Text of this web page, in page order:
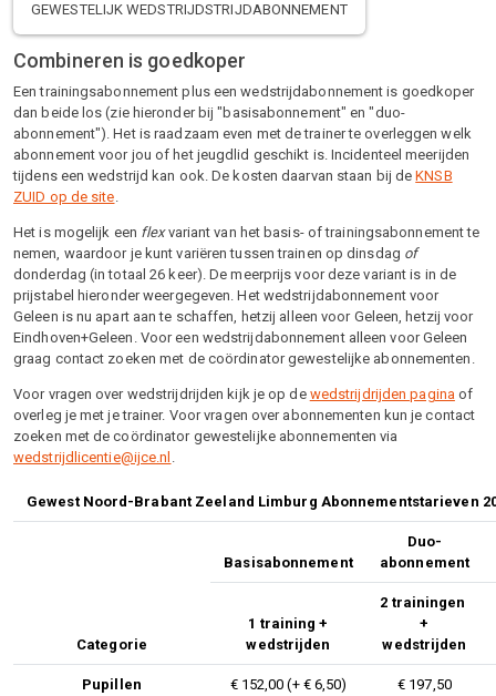
GEWESTELIJK WEDSTRIJDSTRIJDABONNEMENT
Combineren is goedkoper
Een trainingsabonnement plus een wedstrijdabonnement is goedkoper
dan beide los (zie hieronder bij "basisabonnement" en "duo-
abonnement"). Het is raadzaam even met de trainer te overleggen welk
abonnement voor jou of het jeugdlid geschikt is. Incidenteel meerijden
tijdens een wedstrijd kan ook. De kosten daarvan staan bij deKNSB
ZUID op de site
Het is mogelijk een flexvariant van het basis- of trainingsabonnement te
nemen, waardoor je kunt variëren tussen trainen op dinsdag of
donderdag (in totaal 26 keer). De meerprijs voor deze variant is in de
prijstabel hieronder weergegeven. Het wedstrijdabonnement voor
Geleen is nu apart aan te schaffen, hetzij alleen voor Geleen, hetzij voor
Eindhoven+Geleen. Voor een wedstrijdabonnement alleen voor Geleen
graag contact zoeken met de coördinator gewestelijke abonnementen.
Voor vragen over wedstrijdrijden kijk je op de wedstrijdrijden pagina of
overleg je met je trainer. Voor vragen over abonnementen kun je contact
zoeken met de coördinator gewestelijke abonnementen via
wedstrijdlicentie@ijce.nl
Gewest Noord-Brabant Zeeland Limburg Abonnementstarieven
Categorie
Basisabonnement
Duo-
abonnement
1 training +
wedstrijden
2 trainingen
+
wedstrijden
Pupillen € 152,00 (+ € 6,50) € 197,50